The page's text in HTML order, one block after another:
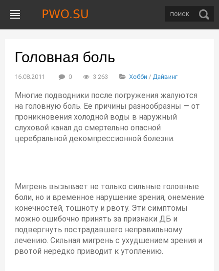
Головная боль
16.08.2011 0 3 263 Хобби / Дайвинг
Многие подводники после погружения жалуются
на головную боль. Ее причины разнообразны — от
проникновения холодной воды в наружный
слуховой канал до смертельно опасной
церебральной декомпрессионной болезни.
Мигрень вызывает не только сильные головные
боли, но и временное нарушение зрения, онемение
конечностей, тошноту и рвоту. Эти симптомы
можно ошибочно принять за признаки ДБ и
подвергнуть пострадавшего неправильному
лечению. Сильная мигрень с ухудшением зрения и
рвотой нередко приводит к утоплению.